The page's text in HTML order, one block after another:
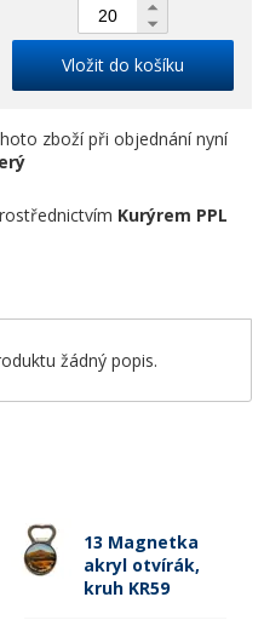
13 Magnetka
akryl otvírák,
kruh KR59
Vložit do košíku
zboží při objednání nyní
Kurýrem PPL
žádný popis.